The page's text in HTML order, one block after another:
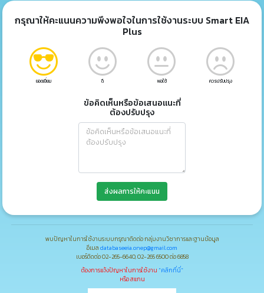
กรุณาให้คะแนนความพึงพอใจในการใช้งานระบบ Smart EIA
Plus
ยอดเยี่ยม ดี พอใช้ ควรปรับปรุง
ข้อคิดเห็นหรือข้อเสนอแนะที่
ต้องปรับปรุง
ส่งผลการให้คะแนน
พบปัญหาในการใช้งานระบบกรุณาติดต่อ กลุ่มงานวิชาการและฐานข้อมูล
อีเมล databaseeia.onep@gmail.com
เบอร์ติดต่อ 02-265-6640, 02-265 6500 ต่อ 6858
ต้องการแจ้งปัญหาในการใช้งาน "คลิกที่นี่"
หรือ สแกน